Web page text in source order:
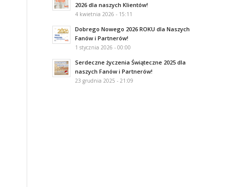
2026 dla naszych Klientów!
4 kwietnia 2026 - 15:11
Dobrego Nowego 2026 ROKU dla Naszych
Fanów i Partnerów!
1 stycznia 2026 - 00:00
Serdeczne życzenia Świąteczne 2025 dla
naszych Fanów i Partnerów!
23 grudnia 2025 - 21:09